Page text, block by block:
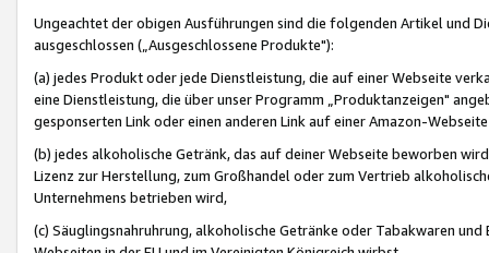
Ungeachtet der obigen Ausführungen sind die folgenden Artikel und
ausgeschlossen („Ausgeschlossene Produkte"):
(a) jedes Produkt oder jede Dienstleistung, die auf einer Webseite
eine Dienstleistung, die über unser Programm „Produktanzeigen"
gesponserten Link oder einen anderen Link auf einer Amazon-
(b) jedes alkoholische Getränk, das auf deiner Webseite beworben
Lizenz zur Herstellung, zum Großhandel oder zum Vertrieb
Unternehmens betrieben wird,
(c) Säuglingsnahruhrung, alkoholische Getränke oder Tabakwaren